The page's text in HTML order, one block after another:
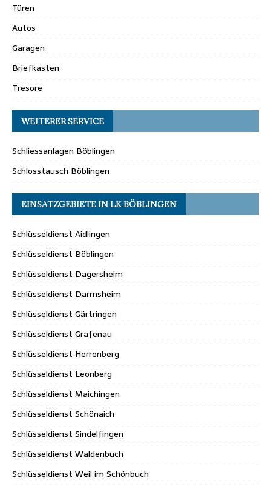
Türen
Autos
Garagen
Briefkasten
Tresore
WEITERER SERVICE
Schliessanlagen Böblingen
Schlosstausch Böblingen
EINSATZGEBIETE IN LK BÖBLINGEN
Schlüsseldienst Aidlingen
Schlüsseldienst Böblingen
Schlüsseldienst Dagersheim
Schlüsseldienst Darmsheim
Schlüsseldienst Gärtringen
Schlüsseldienst Grafenau
Schlüsseldienst Herrenberg
Schlüsseldienst Leonberg
Schlüsseldienst Maichingen
Schlüsseldienst Schönaich
Schlüsseldienst Sindelfingen
Schlüsseldienst Waldenbuch
Schlüsseldienst Weil im Schönbuch